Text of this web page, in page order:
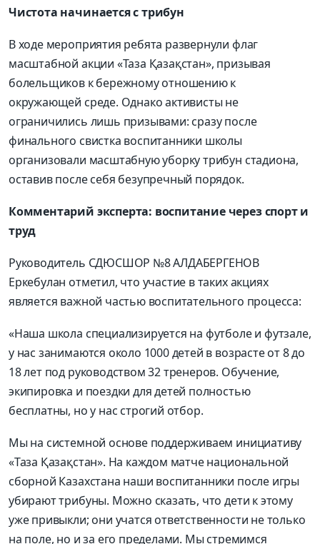
Чистота начинается с трибун
В ходе мероприятия ребята развернули флаг
масштабной акции «Таза Қазақстан», призывая
болельщиков к бережному отношению к
окружающей среде. Однако активисты не
ограничились лишь призывами: сразу после
финального свистка воспитанники школы
организовали масштабную уборку трибун стадиона,
оставив после себя безупречный порядок.
Комментарий эксперта: воспитание через спорт и
труд
Руководитель СДЮСШОР №8 АЛДАБЕРГЕНОВ
Еркебулан отметил, что участие в таких акциях
является важной частью воспитательного процесса:
«Наша школа специализируется на футболе и футзале,
у нас занимаются около 1000 детей в возрасте от 8 до
18 лет под руководством 32 тренеров. Обучение,
экипировка и поездки для детей полностью
бесплатны, но у нас строгий отбор.
Мы на системной основе поддерживаем инициативу
«Таза Қазақстан». На каждом матче национальной
сборной Казахстана наши воспитанники после игры
убирают трибуны. Можно сказать, что дети к этому
уже привыкли; они учатся ответственности не только
на поле, но и за его пределами. Мы стремимся